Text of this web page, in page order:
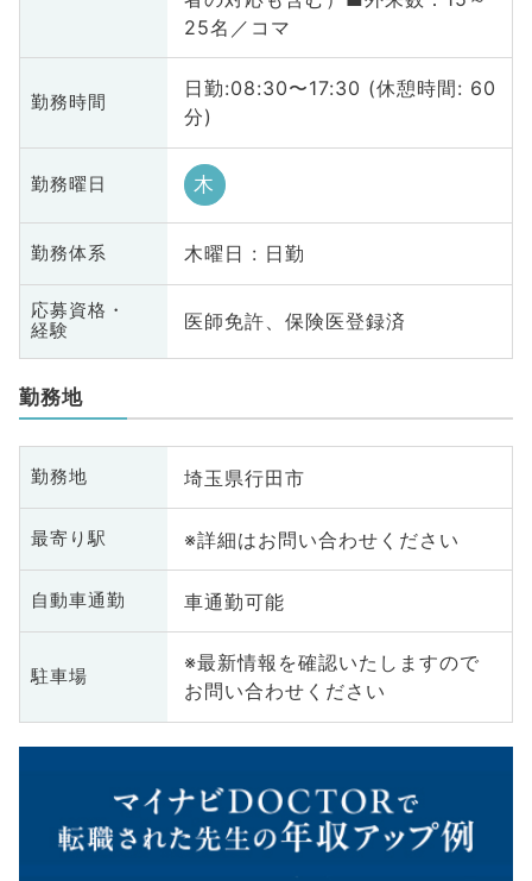
25名／コマ
勤務時間
日勤:08:30〜17:30 (休憩時間: 60
分)
勤務曜日 木
勤務体系 木曜日 : 日勤
応募資格・
経験
医師免許、保険医登録済
勤務地
勤務地 埼玉県行田市
最寄り駅 ※詳細はお問い合わせください
自動車通勤 車通勤可能
駐車場
※最新情報を確認いたしますので
お問い合わせください